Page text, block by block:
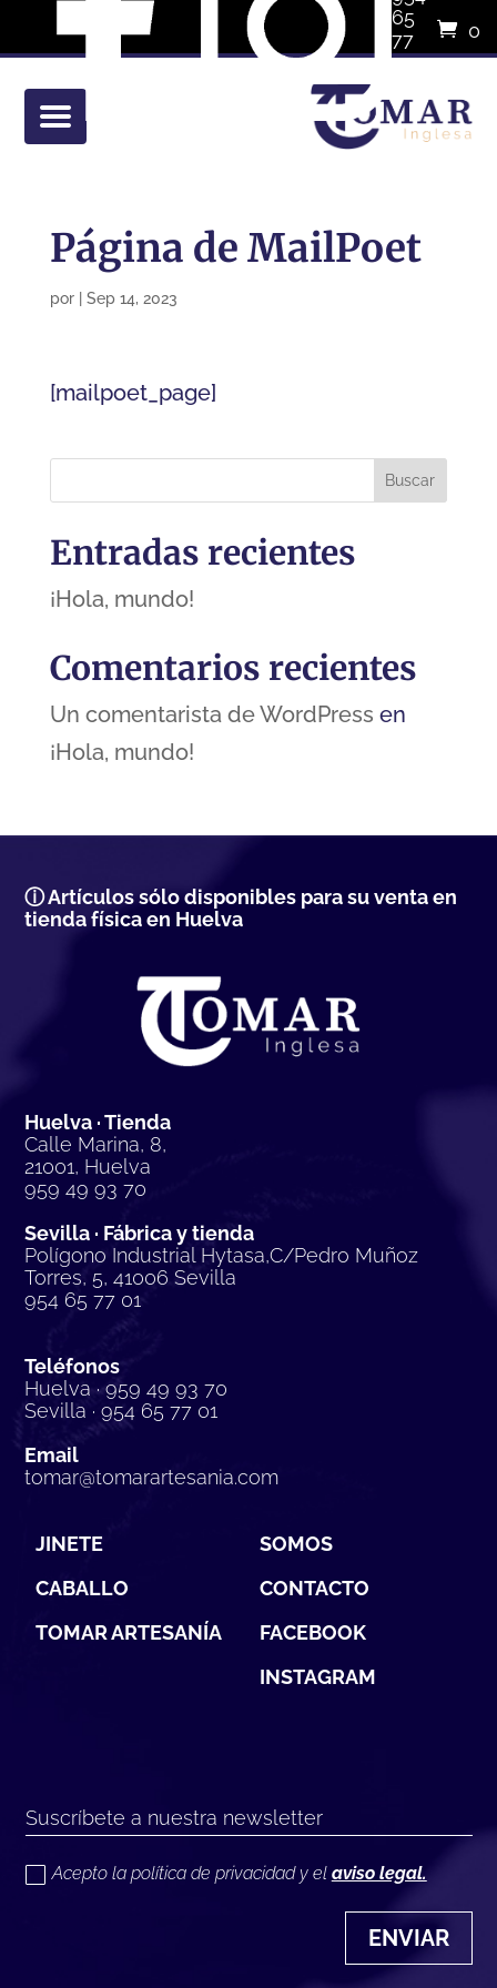
65
77
01
0
Página de MailPoet
por Sep 14, 2023
[mailpoet_page]
Buscar
Entradas recientes
¡Hola, mundo!
Comentarios recientes
Un comentarista de WordPress en
¡Hola, mundo!
ⓘ Artículos sólo disponibles para su venta en
tienda física en Huelva
Huelva · Tienda
Calle Marina, 8,
21001, Huelva
959 49 93 70
Sevilla · Fábrica y tienda
Polígono Industrial Hytasa,C/Pedro Muñoz
Torres, 5, 41006 Sevilla
954 65 77 01
Teléfonos
Huelva · 959 49 93 70
Sevilla · 954 65 77 01
Email
tomar@tomarartesania.com
JINETE
CABALLO
TOMAR ARTESANÍA
SOMOS
CONTACTO
FACEBOOK
INSTAGRAM
Acepto la política de privacidad y el aviso legal.
ENVIAR